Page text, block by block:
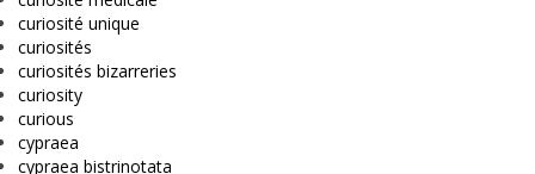
curiosité unique
curiosités
curiosités bizarreries
curiosity
curious
cypraea
cypraea bistrinotata